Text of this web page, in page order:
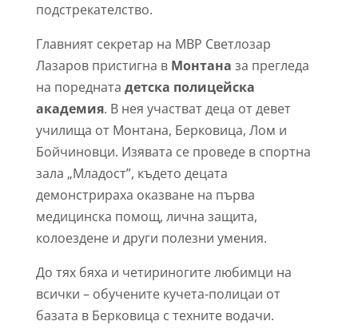
подстрекателство.
Главният секретар на МВР Светлозар
Лазаров пристигна в Монтана за прегледа
на поредната детска полицейска
академия. В нея участват деца от девет
училища от Монтана, Берковица, Лом и
Бойчиновци. Изявата се проведе в спортна
зала „Младост”, където децата
демонстрираха оказване на първа
медицинска помощ, лична защита,
колоездене и други полезни умения.
До тях бяха и четириногите любимци на
всички – обучените кучета-полицаи от
базата в Берковица с техните водачи.